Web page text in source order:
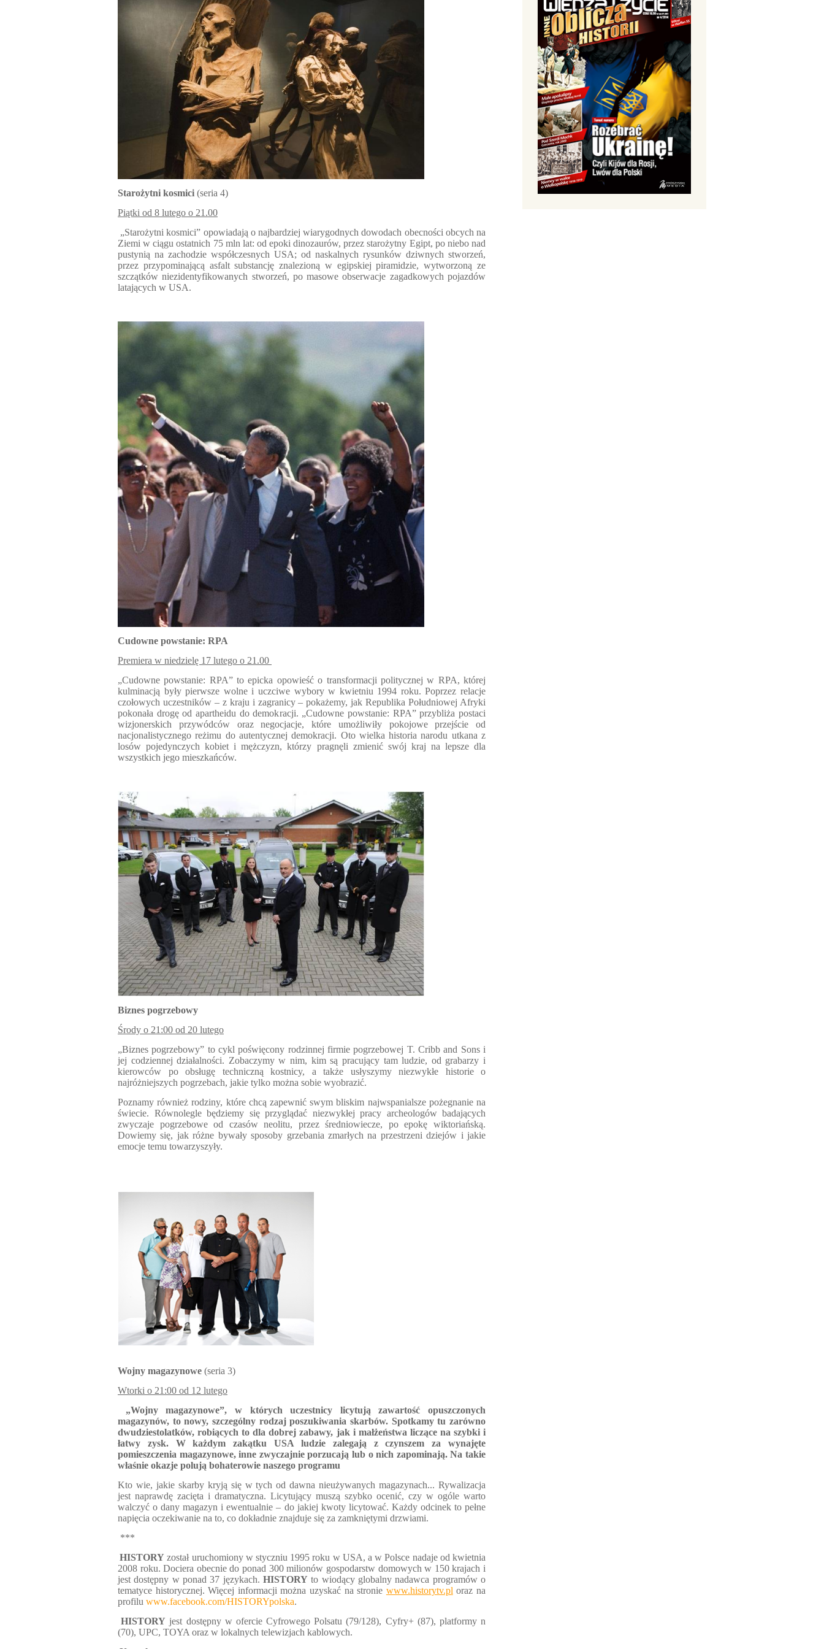
Starożytni kosmici (seria 4)
Piątki od 8 lutego o 21.00
„Starożytni kosmici” opowiadają o najbardziej wiarygodnych dowodach obecności obcych na
Ziemi w ciągu ostatnich 75 mln lat: od epoki dinozaurów, przez starożytny Egipt, po niebo nad
pustynią na zachodzie współczesnych USA; od naskalnych rysunków dziwnych stworzeń,
przez przypominającą asfalt substancję znalezioną w egipskiej piramidzie, wytworzoną ze
szczątków niezidentyfikowanych stworzeń, po masowe obserwacje zagadkowych pojazdów
latających w USA.
Cudowne powstanie: RPA
Premiera w niedzielę 17 lutego o 21.00
„Cudowne powstanie: RPA” to epicka opowieść o transformacji politycznej w RPA, której
kulminacją były pierwsze wolne i uczciwe wybory w kwietniu 1994 roku. Poprzez relacje
czołowych uczestników – z kraju i zagranicy – pokażemy, jak Republika Południowej Afryki
pokonała drogę od apartheidu do demokracji. „Cudowne powstanie: RPA” przybliża postaci
wizjonerskich przywódców oraz negocjacje, które umożliwiły pokojowe przejście od
nacjonalistycznego reżimu do autentycznej demokracji. Oto wielka historia narodu utkana z
losów pojedynczych kobiet i mężczyzn, którzy pragnęli zmienić swój kraj na lepsze dla
wszystkich jego mieszkańców.
Biznes pogrzebowy
Środy o 21:00 od 20 lutego
„Biznes pogrzebowy” to cykl poświęcony rodzinnej firmie pogrzebowej T. Cribb and Sons i
jej codziennej działalności. Zobaczymy w nim, kim są pracujący tam ludzie, od grabarzy i
kierowców po obsługę techniczną kostnicy, a także usłyszymy niezwykłe historie o
najróżniejszych pogrzebach, jakie tylko można sobie wyobrazić.
Poznamy również rodziny, które chcą zapewnić swym bliskim najwspanialsze pożegnanie na
świecie. Równolegle będziemy się przyglądać niezwykłej pracy archeologów badających
zwyczaje pogrzebowe od czasów neolitu, przez średniowiecze, po epokę wiktoriańską.
Dowiemy się, jak różne bywały sposoby grzebania zmarłych na przestrzeni dziejów i jakie
emocje temu towarzyszyły.
Wojny magazynowe (seria 3)
Wtorki o 21:00 od 12 lutego
„Wojny magazynowe”, w których uczestnicy licytują zawartość opuszczonych
magazynów, to nowy, szczególny rodzaj poszukiwania skarbów. Spotkamy tu zarówno
dwudziestolatków, robiących to dla dobrej zabawy, jak i małżeństwa liczące na szybki i
łatwy zysk. W każdym zakątku USA ludzie zalegają z czynszem za wynajęte
pomieszczenia magazynowe, inne zwyczajnie porzucają lub o nich zapominają. Na takie
właśnie okazje polują bohaterowie naszego programu
Kto wie, jakie skarby kryją się w tych od dawna nieużywanych magazynach... Rywalizacja
jest naprawdę zacięta i dramatyczna. Licytujący muszą szybko ocenić, czy w ogóle warto
walczyć o dany magazyn i ewentualnie – do jakiej kwoty licytować. Każdy odcinek to pełne
napięcia oczekiwanie na to, co dokładnie znajduje się za zamkniętymi drzwiami.
***
HISTORY został uruchomiony w styczniu 1995 roku w USA, a w Polsce nadaje od kwietnia
2008 roku. Dociera obecnie do ponad 300 milionów gospodarstw domowych w 150 krajach i
jest dostępny w ponad 37 językach. HISTORY to wiodący globalny nadawca programów o
tematyce historycznej. Więcej informacji można uzyskać na stronie www.historytv.pl oraz na
profilu www.facebook.com/HISTORYpolska.
HISTORY jest dostępny w ofercie Cyfrowego Polsatu (79/128), Cyfry+ (87), platformy n
(70), UPC, TOYA oraz w lokalnych telewizjach kablowych.